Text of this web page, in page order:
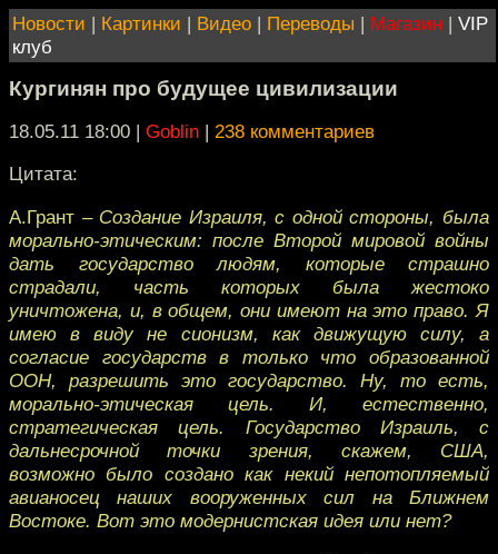
Новости | Картинки | Видео | Переводы | Магазин | VIP
клуб
Кургинян про будущее цивилизации
18.05.11 18:00 | Goblin | 238 комментариев
Цитата:
А.Грант – Создание Израиля, с одной стороны, была
морально-этическим: после Второй мировой войны
дать государство людям, которые страшно
страдали, часть которых была жестоко
уничтожена, и, в общем, они имеют на это право. Я
имею в виду не сионизм, как движущую силу, а
согласие государств в только что образованной
ООН, разрешить это государство. Ну, то есть,
морально-этическая цель. И, естественно,
стратегическая цель. Государство Израиль, с
дальнесрочной точки зрения, скажем, США,
возможно было создано как некий непотопляемый
авианосец наших вооруженных сил на Ближнем
Востоке. Вот это модернистская идея или нет?